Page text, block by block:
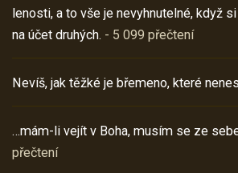
lenosti, a to vše je nevyhnutelné, když
na účet druhých. - 5 099 přečtení
Nevíš, jak těžké je břemeno, které
…mám-li vejít v Boha, musím se ze
přečtení